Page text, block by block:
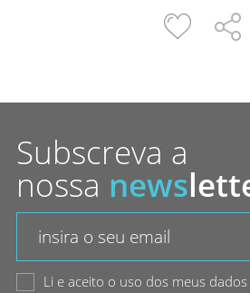
Subscreva a
nossa news
Li e aceito o uso dos meus